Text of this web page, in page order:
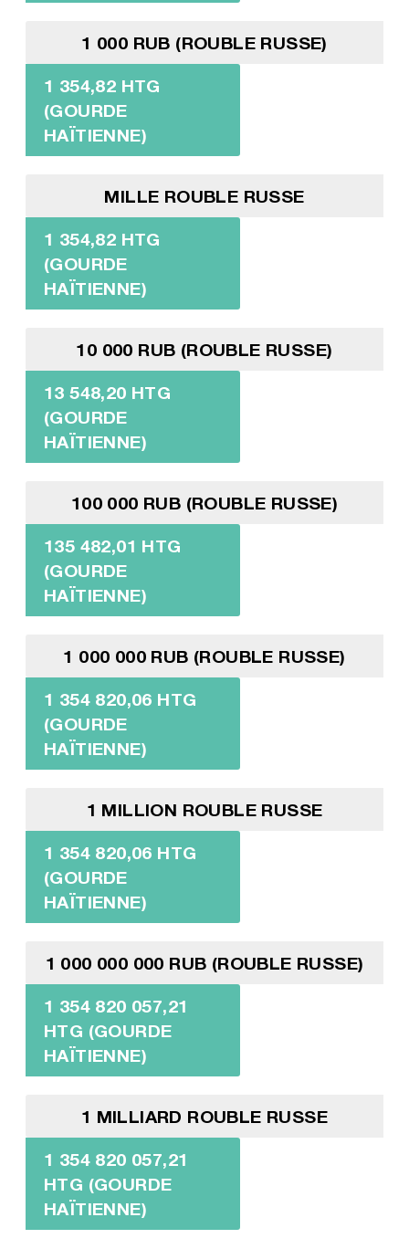
1 000 RUB (ROUBLE RUSSE)
1 354,82 HTG
(GOURDE
HAÏTIENNE)
MILLE ROUBLE RUSSE
1 354,82 HTG
(GOURDE
HAÏTIENNE)
10 000 RUB (ROUBLE RUSSE)
13 548,20 HTG
(GOURDE
HAÏTIENNE)
100 000 RUB (ROUBLE RUSSE)
135 482,01 HTG
(GOURDE
HAÏTIENNE)
1 000 000 RUB (ROUBLE RUSSE)
1 354 820,06 HTG
(GOURDE
HAÏTIENNE)
1 MILLION ROUBLE RUSSE
1 354 820,06 HTG
(GOURDE
HAÏTIENNE)
1 000 000 000 RUB (ROUBLE RUSSE)
1 354 820 057,21
HTG (GOURDE
HAÏTIENNE)
1 MILLIARD ROUBLE RUSSE
1 354 820 057,21
HTG (GOURDE
HAÏTIENNE)